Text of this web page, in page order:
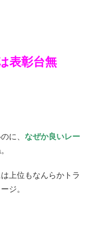
表彰台無
に、 なぜか良いレー
上位もなんらかトラ
ジ。